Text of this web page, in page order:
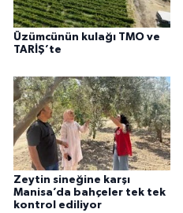
Üzümcünün kulağı TMO ve
TARİŞ’te
Zeytin sineğine karşı
Manisa’da bahçeler tek tek
kontrol ediliyor